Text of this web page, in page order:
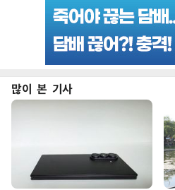
많이 본 기사